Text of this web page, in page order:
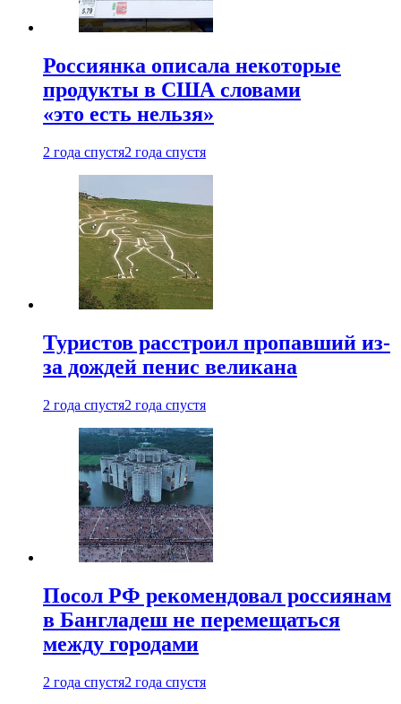
Россиянка описала некоторые
продукты в США словами
«это есть нельзя»
2 года спустя2 года спустя
Туристов расстроил пропавший из-
за дождей пенис великана
2 года спустя2 года спустя
Посол РФ рекомендовал россиянам
в Бангладеш не перемещаться
между городами
2 года спустя2 года спустя